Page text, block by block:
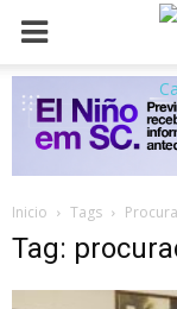
Inicio Tags
Tag: